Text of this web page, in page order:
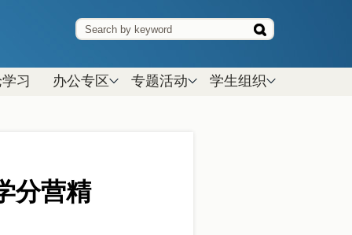
习 办公专区 专题活动 学生组织
分营精